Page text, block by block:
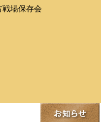
戦場保存会